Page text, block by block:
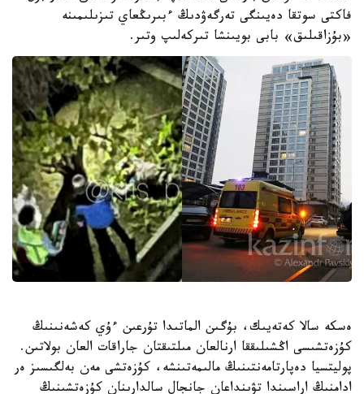
فاكتى سوتقا دەيىنگى تەرگەۋدىڭ ءبىرىڭعاي تىزىلىمىنە
«بۇزاقىلىق» بابى بويىنشا تىركەلىپ وتىر.
ەسكە سالا كەتەيىك، بۇگىن الماتىدا تۇرعىن ءۇي كەشەنىنىڭ
كۇزەتشىسى اڭشىلىققا ارنالعان مىلتىقتان جاراقات العان بولاتىن.
پوليتسيا دەپارتامەنتىنىڭ مالىمەتىنشە، كۇزەتشى مەن بەلگىسىز ەر
ادامنىڭ اراسىندا تۋىنداعان جانجال سالدارىنان كۇزەتشىنىڭ